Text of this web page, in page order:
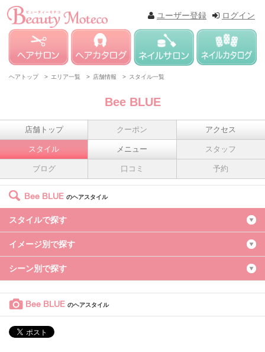
ログイン
ユーザー登録
ヘアトップ > エリア一覧 > 店舗情報 > スタイル一覧
Bee BLUE
店舗トップ クーポン アクセス
スタイル メニュー スタッフ
ブログ 口コミ 予約
Bee BLUE のヘアスタイル
スタイルで探す
イメージ別で探す
シーン別で探す
Bee BLUE のヘアスタイル